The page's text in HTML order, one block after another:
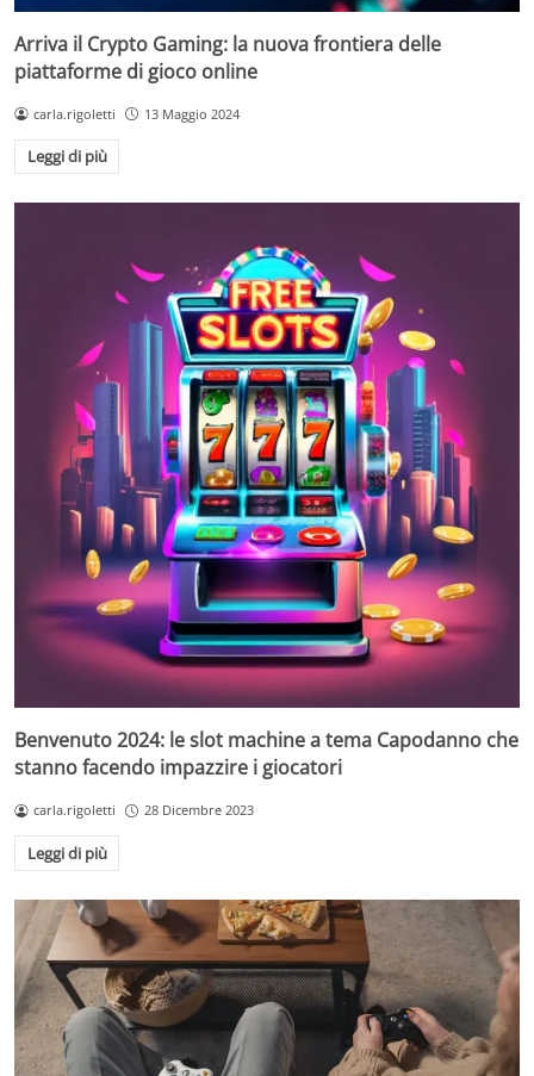
Arriva il Crypto Gaming: la nuova frontiera delle
piattaforme di gioco online
carla.rigoletti 13 Maggio 2024
Leggi di più
Benvenuto 2024: le slot machine a tema Capodanno che
stanno facendo impazzire i giocatori
carla.rigoletti 28 Dicembre 2023
Leggi di più